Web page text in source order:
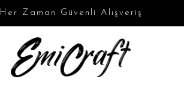
Her Zaman Güvenli Alışveriş